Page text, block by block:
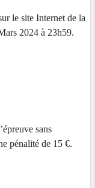
le site Internet de la
2024 à 23h59.
sans
pénalité de 15 €.